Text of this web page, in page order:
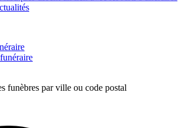
funèbres par ville ou code postal